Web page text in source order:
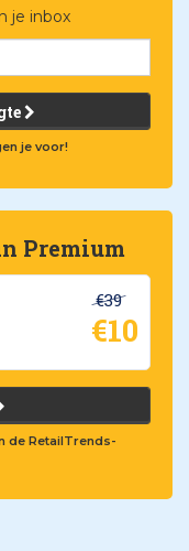
je inbox
je voor!
Premium
€39
€10
de RetailTrends-